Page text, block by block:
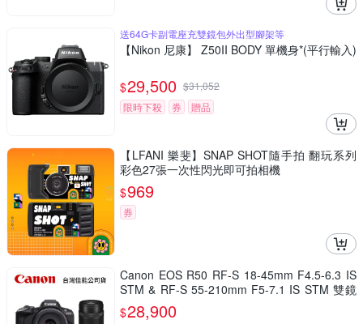
送64G卡副電座充雙鏡包外出型腳架等
【Nikon 尼康】 Z50II BODY 單機身*(平行輸入)
$29,500 $31,052
限時下殺
券 贈品
【LFANI 樂斐】SNAP SHOT隨手拍 翻玩系列
彩色27張一次性閃光即可拍相機
$969
券
Canon EOS R50 RF-S 18-45mm F4.5-6.3 IS
STM & RF-S 55-210mm F5-7.1 IS STM 雙鏡
組 黑色 (公司貨)
$28,900